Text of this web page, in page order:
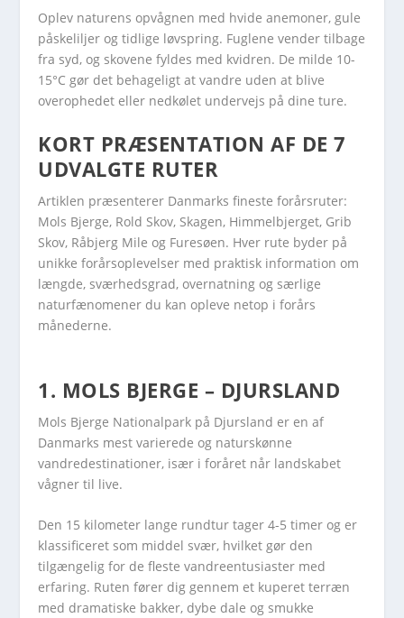
Oplev naturens opvågnen med hvide anemoner, gule
påskeliljer og tidlige løvspring. Fuglene vender tilbage
fra syd, og skovene fyldes med kvidren. De milde 10-
15°C gør det behageligt at vandre uden at blive
overophedet eller nedkølet undervejs på dine ture.
KORT PRÆSENTATION AF DE 7
UDVALGTE RUTER
Artiklen præsenterer Danmarks fineste forårsruter:
Mols Bjerge, Rold Skov, Skagen, Himmelbjerget, Grib
Skov, Råbjerg Mile og Furesøen. Hver rute byder på
unikke forårsoplevelser med praktisk information om
længde, sværhedsgrad, overnatning og særlige
naturfænomener du kan opleve netop i forårs
månederne.
1. MOLS BJERGE – DJURSLAND
Mols Bjerge Nationalpark på Djursland er en af
Danmarks mest varierede og naturskønne
vandredestinationer, især i foråret når landskabet
vågner til live.
Den 15 kilometer lange rundtur tager 4-5 timer og er
klassificeret som middel svær, hvilket gør den
tilgængelig for de fleste vandreentusiaster med
erfaring. Ruten fører dig gennem et kuperet terræn
med dramatiske bakker, dybe dale og smukke